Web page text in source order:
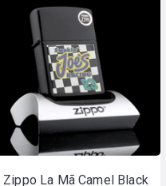
Zippo La Mã Camel Black